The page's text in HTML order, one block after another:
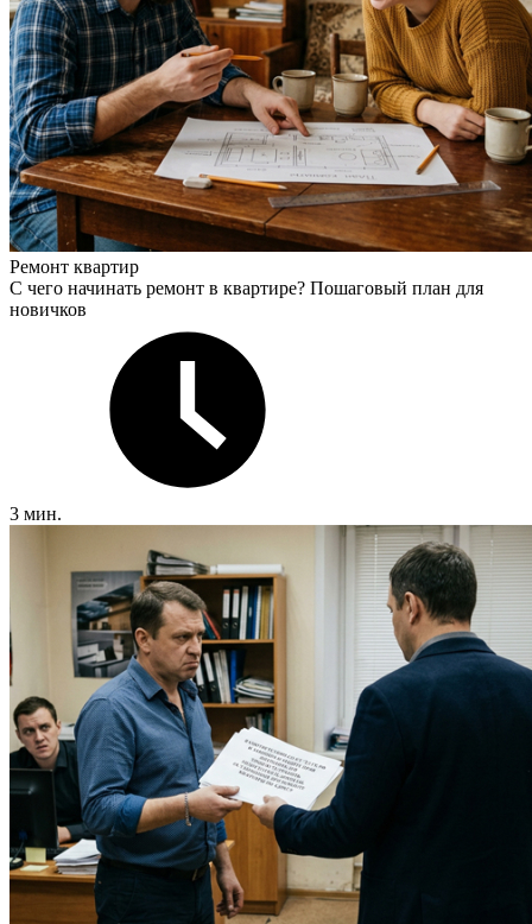
Ремонт квартир
С чего начинать ремонт в квартире? Пошаговый план для
новичков
3 мин.